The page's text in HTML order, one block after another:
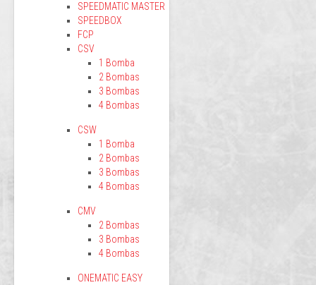
SPEEDMATIC MASTER
SPEEDBOX
FCP
CSV
1 Bomba
2 Bombas
3 Bombas
4 Bombas
CSW
1 Bomba
2 Bombas
3 Bombas
4 Bombas
CMV
2 Bombas
3 Bombas
4 Bombas
ONEMATIC EASY